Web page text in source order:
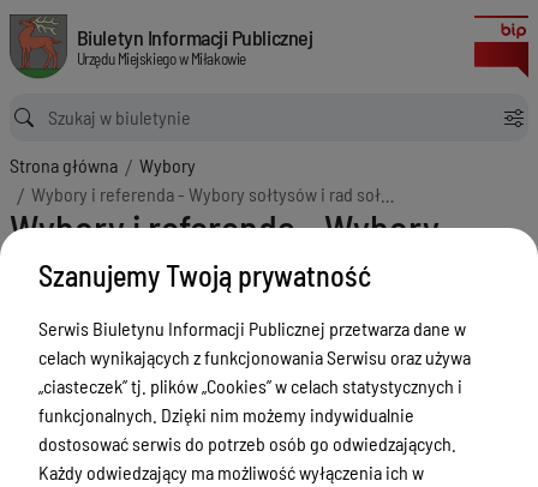
Wybory i referenda - Wybory sołtysów i rad sołeckich
Biuletyn Informacji Publicznej Urzędu Miejskiego w Miłakowie
Biuletyn Informacji Publicznej
Urzędu Miejskiego w Miłakowie
Ścieżka powrotu
Strona główna
Wybory
Wybory i referenda - Wybory sołtysów i rad sołeckich
Wybory i referenda - Wybory
sołtysów i rad sołeckich
Urząd Miejski w Miłakowie
Gmina Miłakowo
Majątek i finanse
Szanujemy Twoją prywatność
Serwis Biuletynu Informacji Publicznej przetwarza dane w
celach wynikających z funkcjonowania Serwisu oraz używa
„ciasteczek” tj. plików „Cookies” w celach statystycznych i
funkcjonalnych. Dzięki nim możemy indywidualnie
dostosować serwis do potrzeb osób go odwiedzających.
Każdy odwiedzający ma możliwość wyłączenia ich w